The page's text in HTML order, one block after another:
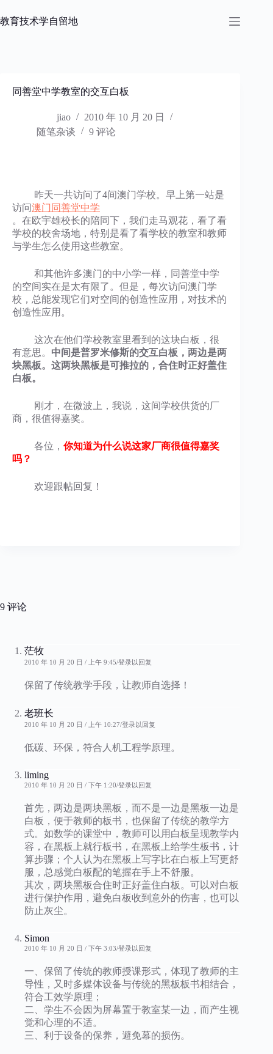
过
教育技术学自留地
同善堂中学教室的交互白板
jiao
2010 年 10 月 20 日
随笔杂谈
9 评论
昨天一共访问了4间澳门学校。早上第一站是
访问澳门同善堂中学
。在欧宇雄校长的陪同下，我们走马观花，看了看
学校的校舍场地，特别是看了看学校的教室和教师
与学生怎么使用这些教室。
和其他许多澳门的中小学一样，同善堂中学
的空间实在是太有限了。但是，每次访问澳门学
校，总能发现它们对空间的创造性应用，对技术的
创造性应用。
这次在他们学校教室里看到的这块白板，很
有意思。 中间是普罗米修斯的交互白板，两边是两
块黑板。这两块黑板是可推拉的，合住时正好盖住
白板。
刚才，在微波上，我说，这间学校供货的厂
商，很值得嘉奖。
各位， 你知道为什么说这家厂商很值得嘉奖
吗？
欢迎跟帖回复！
9 评论
茫牧
2010 年 10 月 20 日 / 上午 9:45 登录以回复
保留了传统教学手段，让教师自选择！
老班长
2010 年 10 月 20 日 / 上午 10:27 登录以回复
低碳、环保，符合人机工程学原理。
liming
2010 年 10 月 20 日 / 下午 1:20 登录以回复
首先，两边是两块黑板，而不是一边是黑板一边是
白板，便于教师的板书，也保留了传统的教学方
式。如数学的课堂中，教师可以用白板呈现教学内
容，在黑板上就行板书，在黑板上给学生板书，计
算步骤；个人认为在黑板上写字比在白板上写更舒
服，总感觉白板配的笔握在手上不舒服。
其次，两块黑板合住时正好盖住白板。可以对白板
进行保护作用，避免白板收到意外的伤害，也可以
防止灰尘。
Simon
2010 年 10 月 20 日 / 下午 3:03 登录以回复
一、保留了传统的教师授课形式，体现了教师的主
导性，又时多媒体设备与传统的黑板板书相结合，
符合工效学原理；
二、学生不会因为屏幕置于教室某一边，而产生视
觉和心理的不适。
三、利于设备的保养，避免幕的损伤。